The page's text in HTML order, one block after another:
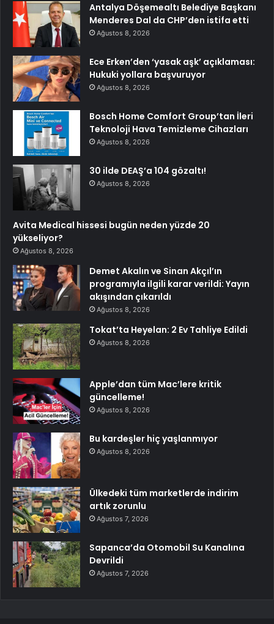
Antalya Döşemealtı Belediye Başkanı
Menderes Dal da CHP’den istifa etti
Ağustos 8, 2026
Ece Erken’den ‘yasak aşk’ açıklaması:
Hukuki yollara başvuruyor
Ağustos 8, 2026
Bosch Home Comfort Group’tan İleri
Teknoloji Hava Temizleme Cihazları
Ağustos 8, 2026
30 ilde DEAŞ’a 104 gözaltı!
Ağustos 8, 2026
Avita Medical hissesi bugün neden yüzde 20
yükseliyor?
Ağustos 8, 2026
Demet Akalın ve Sinan Akçıl’ın
programıyla ilgili karar verildi: Yayın
akışından çıkarıldı
Ağustos 8, 2026
Tokat’ta Heyelan: 2 Ev Tahliye Edildi
Ağustos 8, 2026
Apple’dan tüm Mac’lere kritik
güncelleme!
Ağustos 8, 2026
Bu kardeşler hiç yaşlanmıyor
Ağustos 8, 2026
Ülkedeki tüm marketlerde indirim
artık zorunlu
Ağustos 7, 2026
Sapanca’da Otomobil Su Kanalına
Devrildi
Ağustos 7, 2026